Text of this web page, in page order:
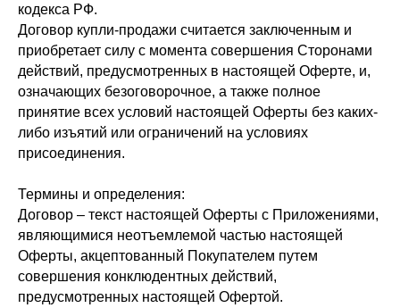
кодекса РФ.
Договор купли-продажи считается заключенным и
приобретает силу с момента совершения Сторонами
действий, предусмотренных в настоящей Оферте, и,
означающих безоговорочное, а также полное
принятие всех условий настоящей Оферты без каких-
либо изъятий или ограничений на условиях
присоединения.
Термины и определения:
Договор – текст настоящей Оферты с Приложениями,
являющимися неотъемлемой частью настоящей
Оферты, акцептованный Покупателем путем
совершения конклюдентных действий,
предусмотренных настоящей Офертой.